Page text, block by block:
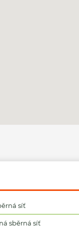
síť
sběrná síť